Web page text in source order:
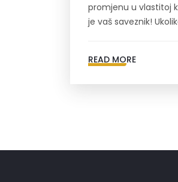
promjenu u vlastitoj
je vaš saveznik!
READ MORE